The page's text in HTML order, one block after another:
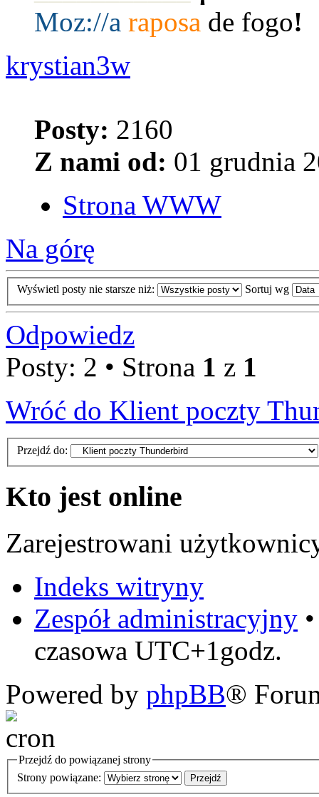
Moz://a raposa de fogo!
krystian3w
Posty: 2160
Z nami od: 01 grudnia
Strona WWW
Na górę
Wyświetl posty nie starsze niż: Sortuj wg
Odpowiedz
Posty: 2 • Strona 1 z 1
Wróć do Klient poczty
Przejdź do:
Kto jest online
Zarejestrowani
Indeks witryny
Zespół administracyjny
czasowa UTC+1godz.
Powered by phpBB®
Przejdź do powiązanej strony
Strony powiązane: